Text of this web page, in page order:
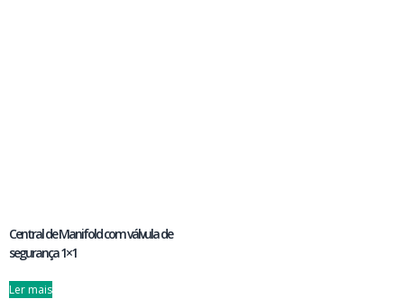
Central de Manifold com válvula de
segurança 1×1
Ler mais